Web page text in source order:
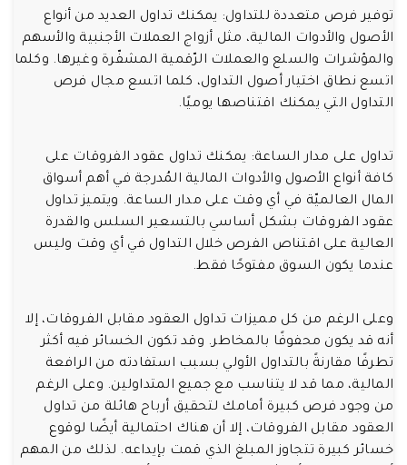
توفير فرص متعددة للتداول: يمكنك تداول العديد من أنواع
الأصول والأدوات المالية، مثل أزواج العملات الأجنبية والأسهم
والمؤشرات والسلع والعملات الرّقمية المشفّرة وغيرها. وكلما
اتسع نطاق اختيار أصول التداول، كلما اتسع مجال فرص
التداول التي يمكنك اقتناصها يوميًا.
تداول على مدار الساعة: يمكنك تداول عقود الفروقات على
كافة أنواع الأصول والأدوات المالية المُدرجة في أهم أسواق
المال العالميّة في أي وقت على مدار الساعة. ويتميز تداول
عقود الفروقات بشكل أساسي بالتسعير السلس والقدرة
العالية على اقتناص الفرص خلال التداول في أي وقت وليس
عندما يكون السوق مفتوحًا فقط.
وعلى الرغم من كل مميزات تداول العقود مقابل الفروقات، إلا
أنه قد يكون محفوفًا بالمخاطر. وقد تكون الخسائر فيه أكثر
تطرفًا مقارنةً بالتداول الأولي بسبب استفادته من الرافعة
المالية، مما قد لا يتناسب مع جميع المتداولين. وعلى الرغم
من وجود فرص كبيرة أمامك لتحقيق أرباح هائلة من تداول
العقود مقابل الفروقات، إلا أن هناك احتمالية أيضًا لوقوع
خسائر كبيرة تتجاوز المبلغ الذي قمت بإيداعه. لذلك من المهم